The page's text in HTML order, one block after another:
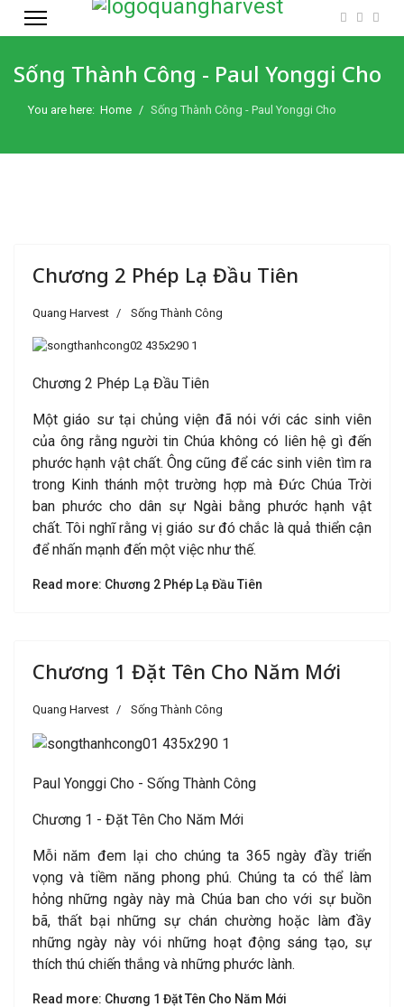
Sống Thành Công - Paul Yonggi Cho
You are here: Home Sống Thành Công - Paul Yonggi Cho
Chương 2 Phép Lạ Đầu Tiên
Quang Harvest Sống Thành Công
Chương 2 Phép Lạ Đầu Tiên
Một giáo sư tại chủng viện đã nói với các sinh viên
của ông rằng người tin Chúa không có liên hệ gì đến
phước hạnh vật chất. Ông cũng để các sinh viên tìm ra
trong Kinh thánh một trường hợp mà Đức Chúa Trời
ban phước cho dân sự Ngài bằng phước hạnh vật
chất. Tôi nghĩ rằng vị giáo sư đó chắc là quả thiển cận
để nhấn mạnh đến một việc như thế.
Read more: Chương 2 Phép Lạ Đầu Tiên
Chương 1 Đặt Tên Cho Năm Mới
Quang Harvest Sống Thành Công
Paul Yonggi Cho - Sống Thành Công
Chương 1 - Đặt Tên Cho Năm Mới
Mỗi năm đem lại cho chúng ta 365 ngày đầy triển
vọng và tiềm năng phong phú. Chúng ta có thể làm
hỏng những ngày này mà Chúa ban cho với sự buồn
bã, thất bại những sự chán chường hoặc làm đầy
những ngày này vói những hoạt động sáng tạo, sự
thích thú chiến thắng và những phước lành.
Read more: Chương 1 Đặt Tên Cho Năm Mới